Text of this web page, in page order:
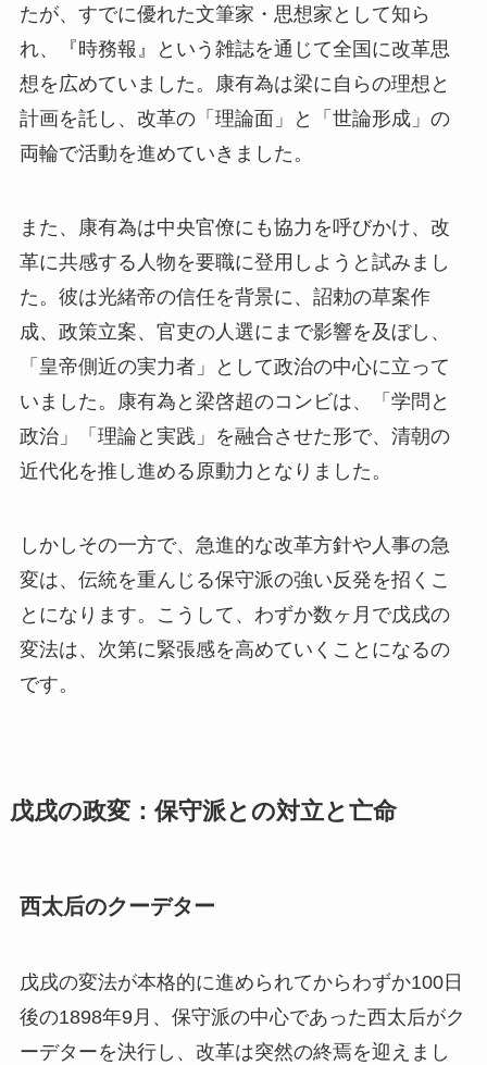
たが、すでに優れた文筆家・思想家として知ら
れ、『時務報』という雑誌を通じて全国に改革思
想を広めていました。康有為は梁に自らの理想と
計画を託し、改革の「理論面」と「世論形成」の
両輪で活動を進めていきました。
また、康有為は中央官僚にも協力を呼びかけ、改
革に共感する人物を要職に登用しようと試みまし
た。彼は光緒帝の信任を背景に、詔勅の草案作
成、政策立案、官吏の人選にまで影響を及ぼし、
「皇帝側近の実力者」として政治の中心に立って
いました。康有為と梁啓超のコンビは、「学問と
政治」「理論と実践」を融合させた形で、清朝の
近代化を推し進める原動力となりました。
しかしその一方で、急進的な改革方針や人事の急
変は、伝統を重んじる保守派の強い反発を招くこ
とになります。こうして、わずか数ヶ月で戊戌の
変法は、次第に緊張感を高めていくことになるの
です。
戊戌の政変：保守派との対立と亡命
西太后のクーデター
戊戌の変法が本格的に進められてからわずか100日
後の1898年9月、保守派の中心であった西太后がク
ーデターを決行し、改革は突然の終焉を迎えまし